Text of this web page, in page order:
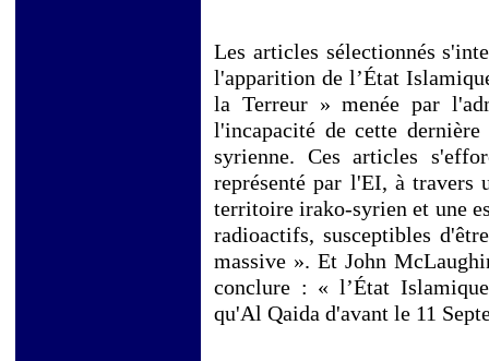
Les articles sélectionnés
l'apparition de l’État
la Terreur » menée par
l'incapacité de cette
syrienne. Ces articles
représenté par l'EI, à travers
territoire irako-syrien et une
radioactifs, susceptibles
massive ». Et John
conclure : « l’État
qu'Al Qaida d'avant le 11